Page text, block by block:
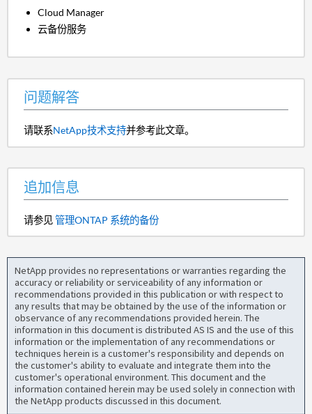
Cloud Manager
云备份服务
问题解答
请联系NetApp技术支持并参考此文章。
追加信息
请参见管理ONTAP 系统的备份
NetApp provides no representations or warranties regarding the
accuracy or reliability or serviceability of any information or
recommendations provided in this publication or with respect to
any results that may be obtained by the use of the information or
observance of any recommendations provided herein. The
information in this document is distributed AS IS and the use of this
information or the implementation of any recommendations or
techniques herein is a customer's responsibility and depends on
the customer's ability to evaluate and integrate them into the
customer's operational environment. This document and the
information contained herein may be used solely in connection with
the NetApp products discussed in this document.